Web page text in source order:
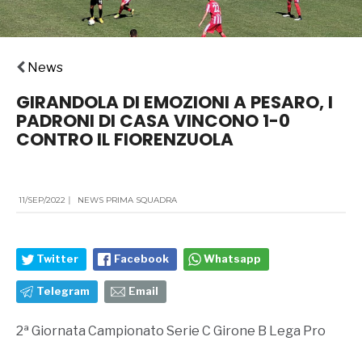
News
GIRANDOLA DI EMOZIONI A PESARO, I
PADRONI DI CASA VINCONO 1-0
CONTRO IL FIORENZUOLA
11/SEP/2022 | NEWS PRIMA SQUADRA
Twitter Facebook Whatsapp
Telegram Email
2ª Giornata Campionato Serie C Girone B Lega Pro